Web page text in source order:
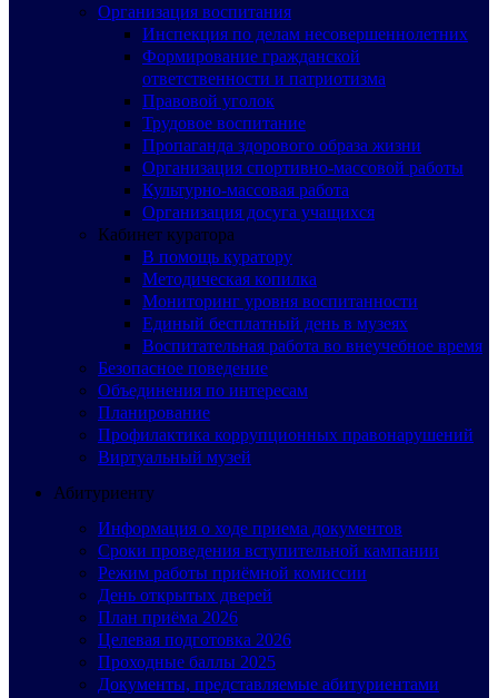
Организация воспитания
Инспекция по делам несовершеннолетних
Формирование гражданской
ответственности и патриотизма
Правовой уголок
Трудовое воспитание
Пропаганда здорового образа жизни
Организация спортивно-массовой работы
Культурно-массовая работа
Организация досуга учащихся
Кабинет куратора
В помощь куратору
Методическая копилка
Мониторинг уровня воспитанности
Единый бесплатный день в музеях
Воспитательная работа во внеучебное время
Безопасное поведение
Объединения по интересам
Планирование
Профилактика коррупционных правонарушений
Виртуальный музей
Абитуриенту
Информация о ходе приема документов
Сроки проведения вступительной кампании
Режим работы приёмной комиссии
День открытых дверей
План приёма 2026
Целевая подготовка 2026
Проходные баллы 2025
Документы, представляемые абитуриентами